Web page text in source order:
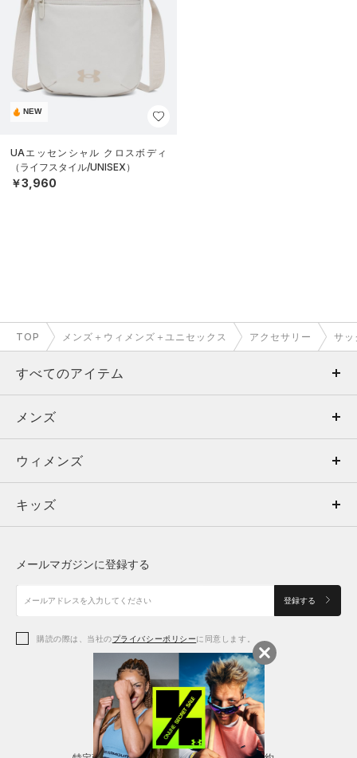
NEW
UAエッセンシャル クロスボディ
（ライフスタイル/UNISEX）
￥3,960
TOP メンズ＋ウィメンズ＋ユニセックス アクセサリー サッ
すべてのアイテム
メンズ
ウィメンズ
キッズ
アクセサリー
メンズ
トップス
ボトムス
アクセサリー
ウィメンズ
トップス
シューズ
アクセサリー
レギンス＆タイツ
キッズ
シューズ
メールマガジンに登録する
登録する
購読の際は、当社のプライバシーポリシーに同意します。